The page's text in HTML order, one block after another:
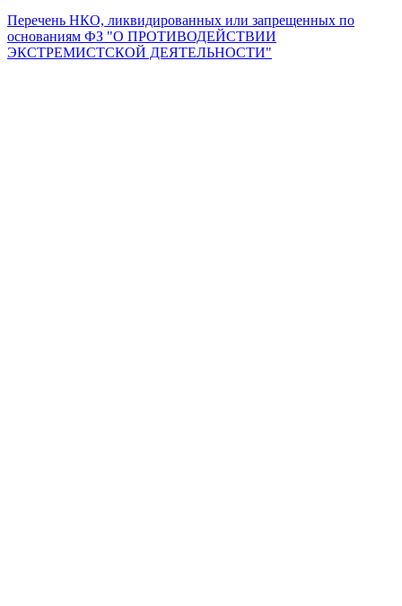
Перечень НКО, ликвидированных или запрещенных по
основаниям ФЗ "О ПРОТИВОДЕЙСТВИИ
ЭКСТРЕМИСТСКОЙ ДЕЯТЕЛЬНОСТИ"